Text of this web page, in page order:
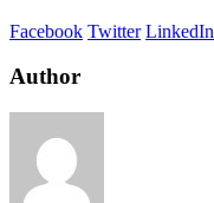
Facebook Twitter LinkedIn
Author